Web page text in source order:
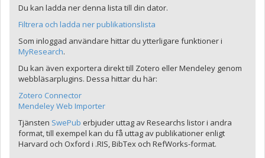
Du kan ladda ner denna lista till din dator.
Filtrera och ladda ner publikationslista
Som inloggad användare hittar du ytterligare funktioner i
MyResearch.
Du kan även exportera direkt till Zotero eller Mendeley genom
webbläsarplugins. Dessa hittar du här:
Zotero Connector
Mendeley Web Importer
Tjänsten SwePub erbjuder uttag av Researchs listor i andra
format, till exempel kan du få uttag av publikationer enligt
Harvard och Oxford i .RIS, BibTex och RefWorks-format.